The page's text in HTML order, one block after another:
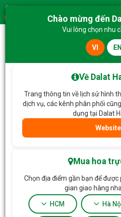
Menu
Hoa Chậu thiết kế
Chào mừng đến
Vui lòng chọn nhu
VI EN
Về Dalat
Trang thông tin về lịch sử hình
dịch vụ, các kênh phân phối
dụng tại Dalat
Website
Mua hoa
Chọn địa điểm gần bạn để
gian giao hàng
HCM Hà